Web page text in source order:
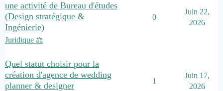
une activité de Bureau d'études
(Design stratégique &
Ingénierie)
Juridique ⚖️
0
Juin 22,
2026
Quel statut choisir pour la
création d'agence de wedding
planner & designer
1
Juin 17,
2026